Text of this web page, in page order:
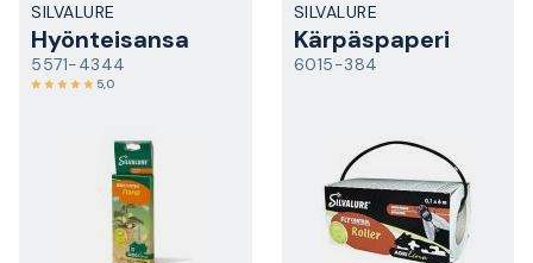
SILVALURE
Hyönteisansa
5571-4344
5,0
SILVALURE
Kärpäspaperi
6015-384